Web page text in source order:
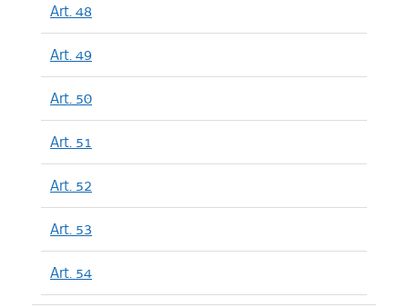
Art. 48
Art. 49
Art. 50
Art. 51
Art. 52
Art. 53
Art. 54